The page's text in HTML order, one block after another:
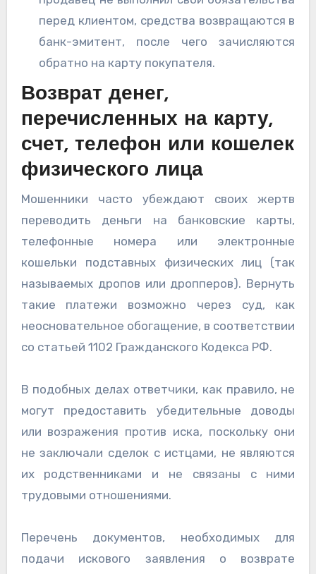
перед клиентом, средства возвращаются в
банк-эмитент, после чего зачисляются
обратно на карту покупателя.
Возврат денег,
перечисленных на карту,
счет, телефон или кошелек
физического лица
Мошенники часто убеждают своих жертв
переводить деньги на банковские карты,
телефонные номера или электронные
кошельки подставных физических лиц (так
называемых дропов или дропперов). Вернуть
такие платежи возможно через суд, как
неосновательное обогащение, в соответствии
со статьей 1102 Гражданского Кодекса РФ.
В подобных делах ответчики, как правило, не
могут предоставить убедительные доводы
или возражения против иска, поскольку они
не заключали сделок с истцами, не являются
их родственниками и не связаны с ними
трудовыми отношениями.
Перечень документов, необходимых для
подачи искового заявления о возврате